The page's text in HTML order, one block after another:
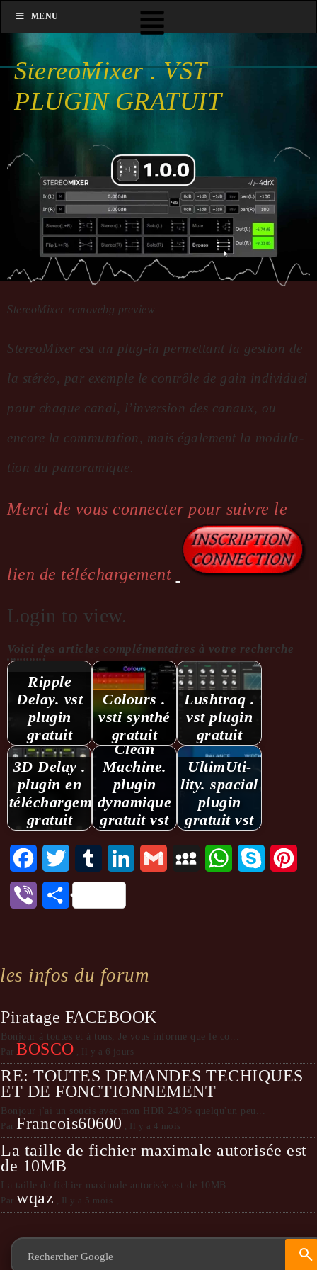
StereoMixer . VST
PLUGIN GRATUIT
StereoMixer removebg preview
Stereo­Mixer est un plug-in permet­tant la gestion de
la stéréo, par exemple le contrôle de gain indi­vi­duel
pour chaque canal, l’in­ver­sion des canaux, ou
encore la commu­ta­tion, mais égale­ment la modu­la­
tion du pano­ra­mique.
Merci de vous connecter pour suivre le
lien de téléchargement
Login to view.
Voici des articles complémentaires à votre recherche
...........:
Ripple
Delay. vst
plugin
gratuit
Colours .
vsti synthé
gratuit
Lushtraq .
vst plugin
gratuit
3D Delay .
plugin en
téléchargement
gratuit
Clean
Machine.
plugin
dynamique
gratuit vst
Ulti­mU­ti­
lity. spacial
plugin
gratuit vst
FacebookTwitter Tumblr LinkedInGmail MySpaceWhatsAppSkype
Viber Partager
les infos du forum
Piratage FACEBOOK
Bonjour à toutes et à tous, Je vous informe que le co...
Par BOSCO , Il y a 6 jours
RE: TOUTES DEMANDES TECHIQUES
ET DE FONCTIONNEMENT
Bonjour j'ai un soucis avec mon HDR 24/96 quelqu'un peu...
Par Francois60600 , Il y a 4 mois
La taille de fichier maximale autorisée est
de 10MB
La taille de fichier maximale autorisée est de 10MB
Par wqaz , Il y a 5 mois
MENU